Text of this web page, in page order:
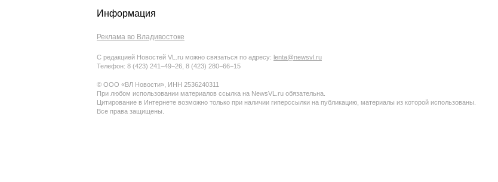
Информация
Реклама во Владивостоке
С редакцией Новостей VL.ru можно связаться по адресу: lenta@newsvl.ru
Телефон: 8 (423) 241−49−26, 8 (423) 280−66−15
© ООО «ВЛ Новости», ИНН 2536240311
При любом использовании материалов ссылка на NewsVL.ru обязательна.
Цитирование в Интернете возможно только при наличии гиперссылки на публикацию, материалы из которой использованы.
Все права защищены.